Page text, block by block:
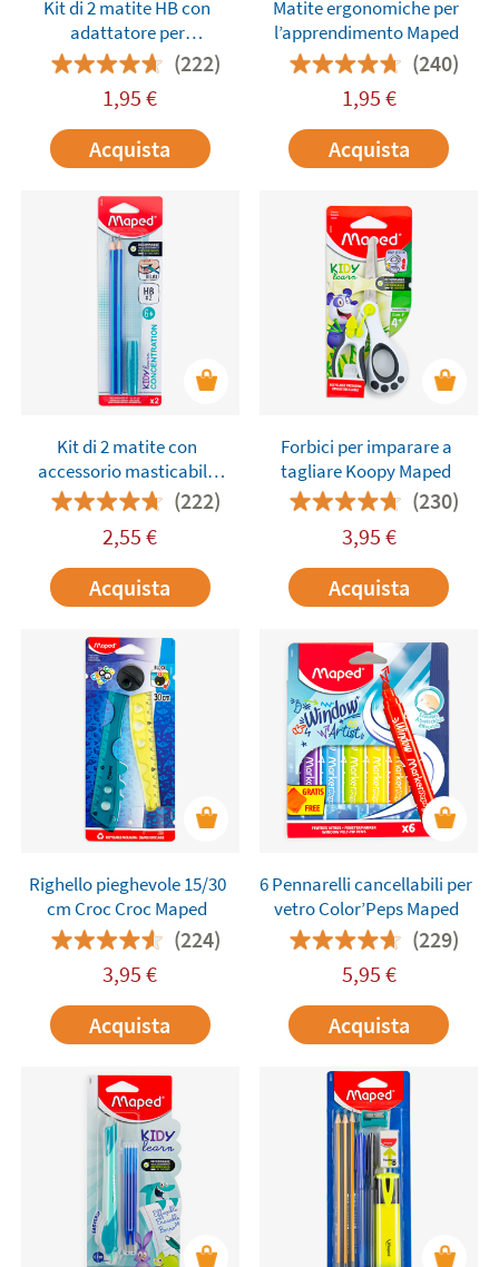
Kit di 2 matite HB con
adattatore per
l’impugnatura Kidy Learn
Maped
(222)
1,95 €
Acquista
Matite ergonomiche per
l’apprendimento Maped
(240)
1,95 €
Acquista
Kit di 2 matite con
accessorio masticabile
Kidy Learn Concentration
(222)
2,55 €
Acquista
Forbici per imparare a
tagliare Koopy Maped
(230)
3,95 €
Acquista
Righello pieghevole 15/30
cm Croc Croc Maped
(224)
3,95 €
Acquista
6 Pennarelli cancellabili per
vetro Color’Peps Maped
(229)
5,95 €
Acquista